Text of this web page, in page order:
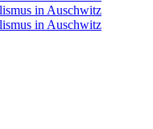
in Auschwitz
in Auschwitz